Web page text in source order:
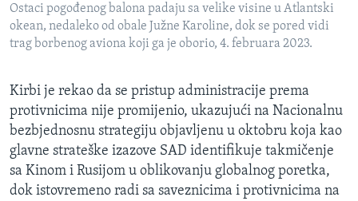
Ostaci pogođenog balona padaju sa velike visine u Atlantski
okean, nedaleko od obale Južne Karoline, dok se pored vidi
trag borbenog aviona koji ga je oborio, 4. februara 2023.
Kirbi je rekao da se pristup administracije prema
protivnicima nije promijenio, ukazujući na Nacionalnu
bezbjednosnu strategiju objavljenu u oktobru koja kao
glavne strateške izazove SAD identifikuje takmičenje
sa Kinom i Rusijom u oblikovanju globalnog poretka,
dok istovremeno radi sa saveznicima i protivnicima na